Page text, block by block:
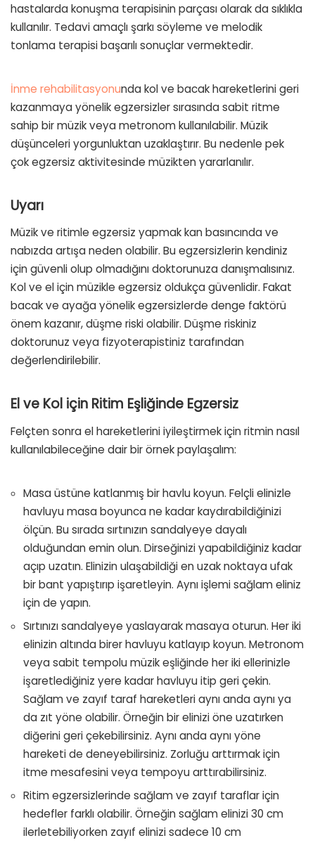
hastalarda konuşma terapisinin parçası olarak da sıklıkla
kullanılır. Tedavi amaçlı şarkı söyleme ve melodik
tonlama terapisi başarılı sonuçlar vermektedir.
İnme rehabilitasyonunda kol ve bacak hareketlerini geri
kazanmaya yönelik egzersizler sırasında sabit ritme
sahip bir müzik veya metronom kullanılabilir. Müzik
düşünceleri yorgunluktan uzaklaştırır. Bu nedenle pek
çok egzersiz aktivitesinde müzikten yararlanılır.
Uyarı
Müzik ve ritimle egzersiz yapmak kan basıncında ve
nabızda artışa neden olabilir. Bu egzersizlerin kendiniz
için güvenli olup olmadığını doktorunuza danışmalısınız.
Kol ve el için müzikle egzersiz oldukça güvenlidir. Fakat
bacak ve ayağa yönelik egzersizlerde denge faktörü
önem kazanır, düşme riski olabilir. Düşme riskiniz
doktorunuz veya fizyoterapistiniz tarafından
değerlendirilebilir.
El ve Kol için Ritim Eşliğinde Egzersiz
Felçten sonra el hareketlerini iyileştirmek için ritmin nasıl
kullanılabileceğine dair bir örnek paylaşalım:
Masa üstüne katlanmış bir havlu koyun. Felçli elinizle
havluyu masa boyunca ne kadar kaydırabildiğinizi
ölçün. Bu sırada sırtınızın sandalyeye dayalı
olduğundan emin olun. Dirseğinizi yapabildiğiniz kadar
açıp uzatın. Elinizin ulaşabildiği en uzak noktaya ufak
bir bant yapıştırıp işaretleyin. Aynı işlemi sağlam eliniz
için de yapın.
Sırtınızı sandalyeye yaslayarak masaya oturun. Her iki
elinizin altında birer havluyu katlayıp koyun. Metronom
veya sabit tempolu müzik eşliğinde her iki ellerinizle
işaretlediğiniz yere kadar havluyu itip geri çekin.
Sağlam ve zayıf taraf hareketleri aynı anda aynı ya
da zıt yöne olabilir. Örneğin bir elinizi öne uzatırken
diğerini geri çekebilirsiniz. Aynı anda aynı yöne
hareketi de deneyebilirsiniz. Zorluğu arttırmak için
itme mesafesini veya tempoyu arttırabilirsiniz.
Ritim egzersizlerinde sağlam ve zayıf taraflar için
hedefler farklı olabilir. Örneğin sağlam elinizi 30 cm
ilerletebiliyorken zayıf elinizi sadece 10 cm